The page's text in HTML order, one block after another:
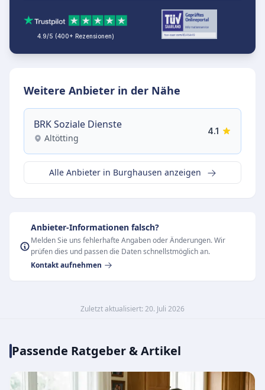
4.9/5 (400+ Rezensionen)
Weitere Anbieter in der Nähe
BRK Soziale Dienste
Altötting
4.1
Alle Anbieter in Burghausen anzeigen
Anbieter-Informationen falsch?
Melden Sie uns fehlerhafte Angaben oder Änderungen. Wir
prüfen dies und passen die Daten schnellstmöglich an.
Kontakt aufnehmen
Zuletzt aktualisiert: 20. Juli 2026
Passende Ratgeber & Artikel